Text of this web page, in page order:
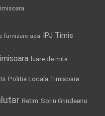
furnizare apa IPJ Timis
luare de mita
Politia Locala Timisoara
Retim Sorin Grindeanu